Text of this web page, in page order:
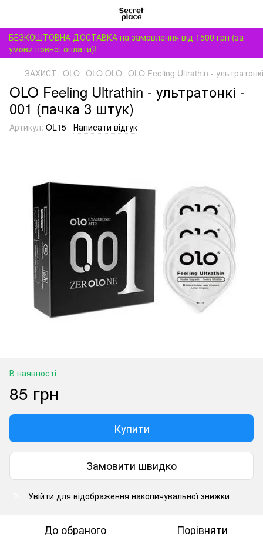
БЕЗКОШТОВНА ДОСТАВКА на замовлення від 1500 грн (за
умови повної оплати)!
ЗАХИСТ OLO OLO OLO OLO Feeling Ultrathin -
OLO Feeling Ultrathin - ультратонкі -
001 (пачка 3 штук)
Артикул: OL15 Написати відгук
В наявності
85 грн
Купити
Замовити швидко
Увійти для відображення накопичувальної знижки
До обраного Порівняти